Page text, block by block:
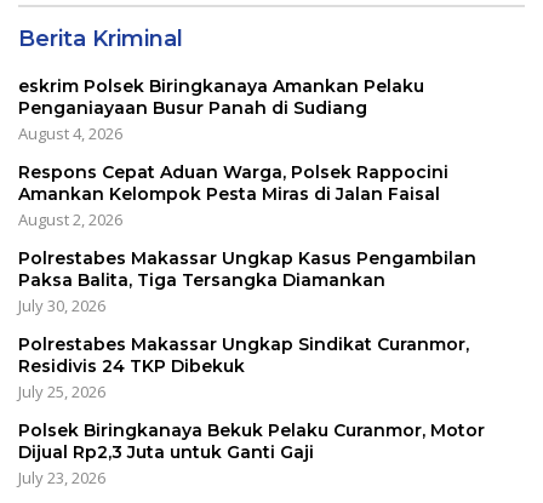
Berita Kriminal
eskrim Polsek Biringkanaya Amankan Pelaku
Penganiayaan Busur Panah di Sudiang
August 4, 2026
Respons Cepat Aduan Warga, Polsek Rappocini
Amankan Kelompok Pesta Miras di Jalan Faisal
August 2, 2026
Polrestabes Makassar Ungkap Kasus Pengambilan
Paksa Balita, Tiga Tersangka Diamankan
July 30, 2026
Polrestabes Makassar Ungkap Sindikat Curanmor,
Residivis 24 TKP Dibekuk
July 25, 2026
Polsek Biringkanaya Bekuk Pelaku Curanmor, Motor
Dijual Rp2,3 Juta untuk Ganti Gaji
July 23, 2026